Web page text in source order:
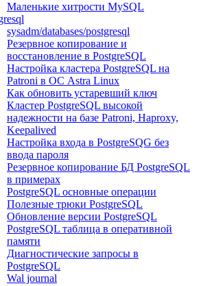
Маленькие хитрости MySQL
sysadm/databases/postgresql
Резервное копирование и
восстановление в PostgreSQL
Настройка кластера PostgreSQL на
Patroni в ОС Astra Linux
Как обновить устаревший ключ
Кластер PostgreSQL высокой
надежности на базе Patroni, Haproxy,
Keepalived
Настройка входа в PostgreSQG без
ввода пароля
Резервное копирование БД PostgreSQL
в примерах
PostgreSQL основные операции
Полезные трюки PostgreSQL
Обновление версии PostgreSQL
PostgreSQL таблица в оперативной
памяти
Диагностические запросы в
PostgreSQL
Wal journal